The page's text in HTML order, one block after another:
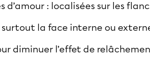
d’amour : localisées sur les
: surtout la face interne ou
diminuer l’effet de